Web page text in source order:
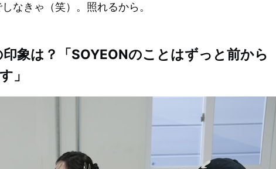
なきゃ（笑）。照れるから。
象は？「SOYEONのことはずっと前から
」